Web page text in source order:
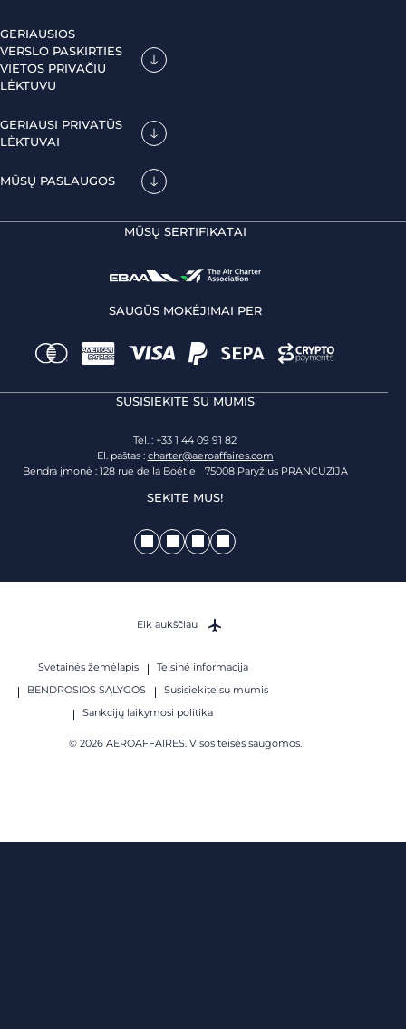
GERIAUSIOS
VERSLO PASKIRTIES
VIETOS PRIVAČIU
LĖKTUVU
GERIAUSI PRIVATŪS
LĖKTUVAI
MŪSŲ PASLAUGOS
MŪSŲ SERTIFIKATAI
SAUGŪS MOKĖJIMAI PER
SUSISIEKITE SU MUMIS
Tel. : +33 1 44 09 91 82
El. paštas : charter@aeroaffaires.com
Bendra įmonė : 128 rue de la Boétie 75008 Paryžius PRANCŪZIJA
SEKITE MUS!
Svetainės žemėlapis
Teisinė informacija
BENDROSIOS SĄLYGOS
Susisiekite su mumis
Sankcijų laikymosi politika
© 2026 AEROAFFAIRES. Visos teisės saugomos.
Eik aukščiau